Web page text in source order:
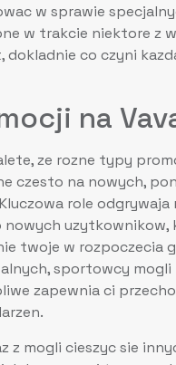
w sprawie
w trakcie niektore z
co czyni
na
ze rozne typy
czesto na nowych,
role odgrywaja
nowych uzytkownikow,
twoje w rozpoczecia
sportowcy mogli
zapewnia ci
z mogli cieszyc sie